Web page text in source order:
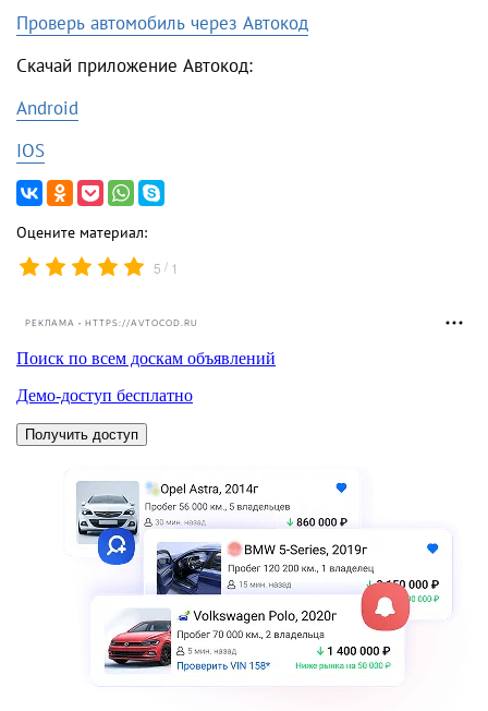
Проверь автомобиль через Автокод
Скачай приложение Автокод:
Android
IOS
Оцените материал:
5 / 1
РЕКЛАМА • HTTPS://AVTOCOD.RU